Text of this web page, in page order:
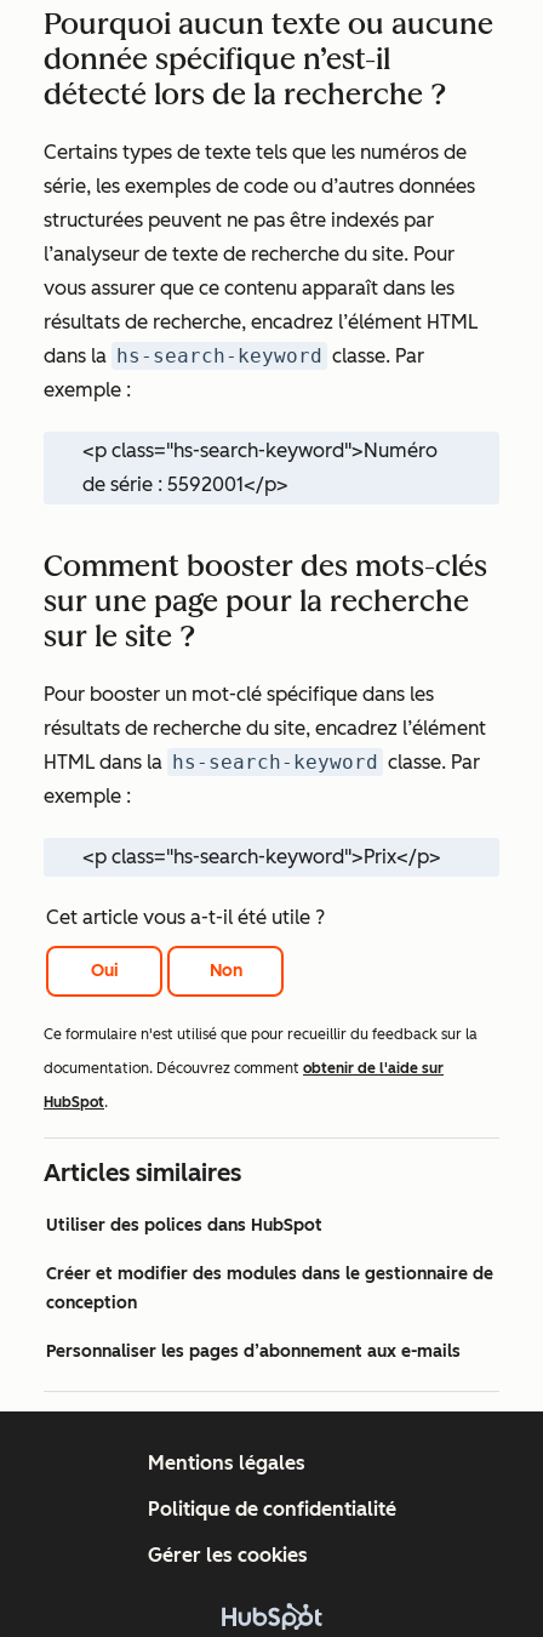
Pourquoi aucun texte ou aucune
donnée spécifique n’est-il
détecté lors de la recherche ?
Certains types de texte tels que les numéros de
série, les exemples de code ou d’autres données
structurées peuvent ne pas être indexés par
l’analyseur de texte de recherche du site. Pour
vous assurer que ce contenu apparaît dans les
résultats de recherche, encadrez l’élément HTML
dans la hs-search-keyword classe. Par
exemple :
<p class="hs-search-keyword">Numéro
de série : 5592001</p>
Comment booster des mots-clés
sur une page pour la recherche
sur le site ?
Pour booster un mot-clé spécifique dans les
résultats de recherche du site, encadrez l’élément
HTML dans la hs-search-keyword classe. Par
exemple :
<p class="hs-search-keyword">Prix</p>
Cet article vous a-t-il été utile ?
Oui Non
Ce formulaire n'est utilisé que pour recueillir du feedback sur la
documentation. Découvrez comment obtenir de l'aide sur
HubSpot.
Articles similaires
Utiliser des polices dans HubSpot
Créer et modifier des modules dans le gestionnaire de
conception
Personnaliser les pages d’abonnement aux e-mails
Mentions légales
Politique de confidentialité
Gérer les cookies